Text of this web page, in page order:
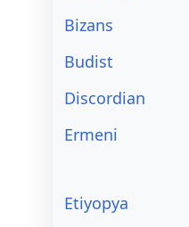
Bizans
Budist
Discordian
Ermeni
Etiyopya